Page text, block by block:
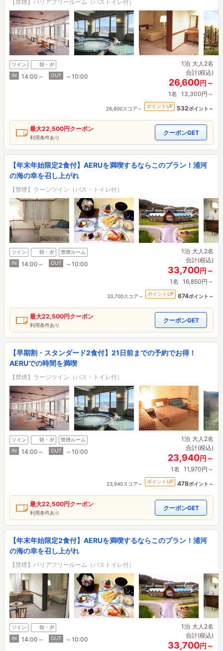
【禁煙】バリアフリールーム（バストイレ付）
ツイン
朝・夕
IN
14:00～ OUT ～10:00
1泊 大人2名
合計(税込)
26,600円～
1名 13,300円～
26,600スコア～ ポイントUP 532ポイント～
最大22,500円クーポン
利用条件あり
クーポンGET
【年末年始限定2食付】AERUを満喫するならこのプラン！浦河
の海の幸を召し上がれ
【禁煙】ラージツイン（バス・トイレ付）
ツイン 朝・夕
禁煙ルーム
IN
14:00～ OUT ～10:00
1泊 大人2名
合計(税込)
33,700円～
1名 16,850円～
33,700スコア～ ポイントUP 674ポイント～
最大22,500円クーポン
利用条件あり
クーポンGET
【早期割・スタンダード2食付】21日前までの予約でお得！
AERUでの時間を満喫
【禁煙】ラージツイン（バス・トイレ付）
ツイン 朝・夕
禁煙ルーム
IN
14:00～ OUT ～10:00
1泊 大人2名
合計(税込)
23,940円～
1名 11,970円～
23,940スコア～ ポイントUP 478ポイント～
最大22,500円クーポン
利用条件あり
クーポンGET
【年末年始限定2食付】AERUを満喫するならこのプラン！浦河
の海の幸を召し上がれ
【禁煙】バリアフリールーム（バストイレ付）
ツイン
朝・夕
IN
14:00～ OUT ～10:00
1泊 大人2名
合計(税込)
33,700円～